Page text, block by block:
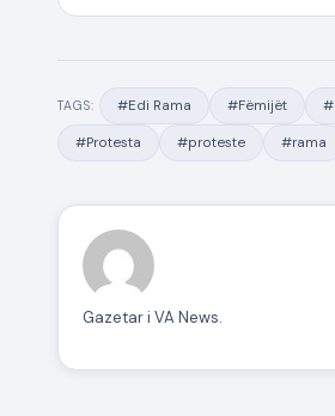
TAGS: #Edi Rama #Fëmijët
#Protesta #proteste #rama
Gazetar i VA News.